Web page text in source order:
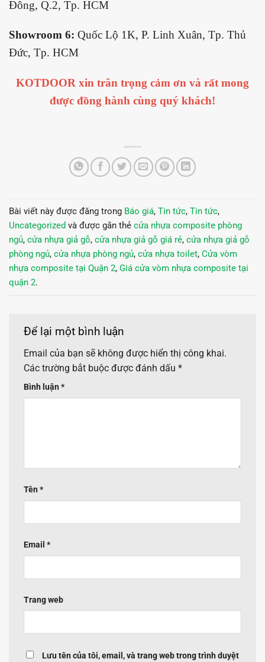
Đông, Q.2, Tp. HCM
Showroom 6: Quốc Lộ 1K, P. Linh Xuân, Tp. Thủ
Đức, Tp. HCM
KOTDOOR xin trân trọng cảm ơn và rất mong
được đồng hành cùng quý khách!
Bài viết này được đăng trong Báo giá, Tin tức, Tin tức,
Uncategorized và được gắn thẻ cửa nhựa composite phòng
ngủ, cửa nhựa giả gỗ, cửa nhựa giả gỗ giá rẻ, cửa nhựa giả gỗ
phòng ngủ, cửa nhựa phòng ngủ, cửa nhựa toilet, Cửa vòm
nhựa composite tại Quận 2, Giá cửa vòm nhựa composite tại
quận 2.
Để lại một bình luận
Email của bạn sẽ không được hiển thị công khai.
Các trường bắt buộc được đánh dấu *
Bình luận *
Tên *
Email *
Trang web
Lưu tên của tôi, email, và trang web trong trình duyệt